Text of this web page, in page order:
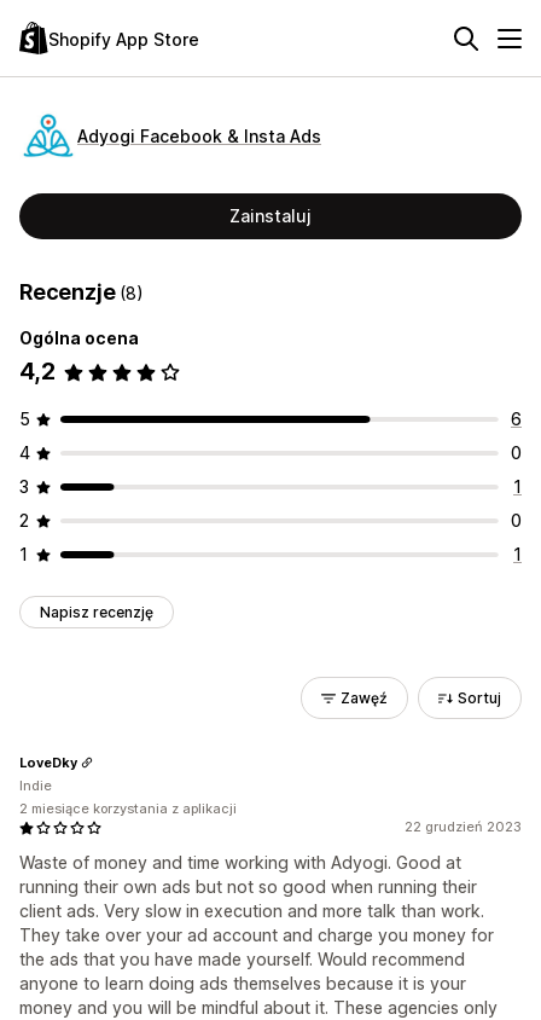
Shopify App Store
Adyogi Facebook & Insta Ads
Zainstaluj
Recenzje (8)
Ogólna ocena
4,2
5
6
4
0
3
1
2
0
1
1
Napisz recenzję
Zawęź Sortuj
22 grudzień 2023
Waste of money and time working with Adyogi. Good at
running their own ads but not so good when running their
client ads. Very slow in execution and more talk than work.
They take over your ad account and charge you money for
the ads that you have made yourself. Would recommend
anyone to learn doing ads themselves because it is your
money and you will be mindful about it. These agencies only
LoveDky
Indie
2 miesiące korzystania z aplikacji